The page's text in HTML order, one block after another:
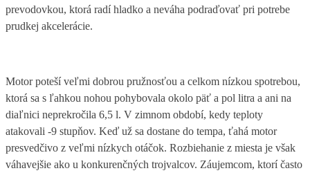
prevodovkou, ktorá radí hladko a neváha podraďovať pri potrebe
prudkej akcelerácie.
Motor poteší veľmi dobrou pružnosťou a celkom nízkou spotrebou,
ktorá sa s ľahkou nohou pohybovala okolo päť a pol litra a ani na
diaľnici neprekročila 6,5 l. V zimnom období, kedy teploty
atakovali -9 stupňov. Keď už sa dostane do tempa, ťahá motor
presvedčivo z veľmi nízkych otáčok. Rozbiehanie z miesta je však
váhavejšie ako u konkurenčných trojvalcov. Záujemcom, ktorí často